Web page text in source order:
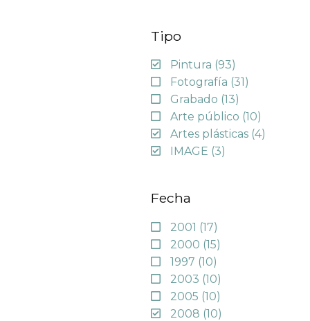
Tipo
Pintura (93)
Fotografía (31)
Grabado (13)
Arte público (10)
Artes plásticas (4)
IMAGE (3)
Fecha
2001 (17)
2000 (15)
1997 (10)
2003 (10)
2005 (10)
2008 (10)